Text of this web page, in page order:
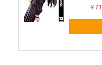
ジャンポケ斎藤と代
完全にコントになっ
￥